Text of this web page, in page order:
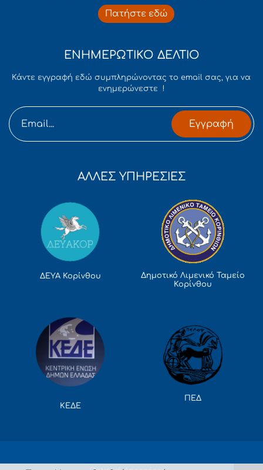
Πατήστε εδώ
ΕΝΗΜΕΡΩΤΙΚΟ ΔΕΛΤΙΟ
Κάντε εγγραφή εδώ συμπληρώνοντας το email σας, για να
ενημερώνεστε !
Εγγραφή
ΑΛΛΕΣ ΥΠΗΡΕΣΙΕΣ
ΔΕΥΑ Κορίνθου
Δημοτικό Λιμενικό Ταμείο
Κορίνθου
ΚΕΔΕ
ΠΕΔ